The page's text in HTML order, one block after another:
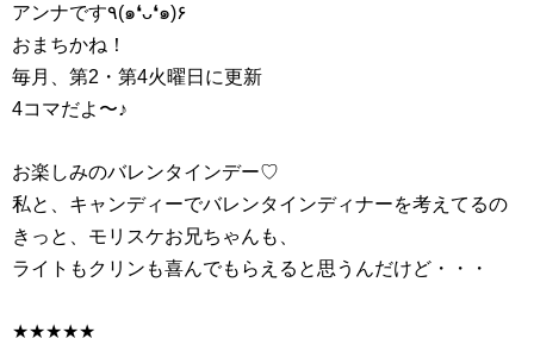
アンナです٩(๑❛ᴗ❛๑)۶
おまちかね！
毎月、第2・第4火曜日に更新
4コマだよ〜♪
お楽しみのバレンタインデー♡
私と、キャンディーでバレンタインディナーを考えてるの
きっと、モリスケお兄ちゃんも、
ライトもクリンも喜んでもらえると思うんだけど・・・
★★★★★